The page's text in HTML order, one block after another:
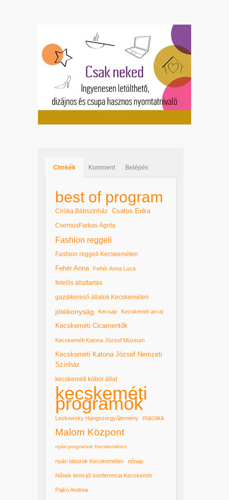
Cimkék Komment Belépés
best of program
Ciróka Bábszínház Csatos Erika
CsernusFarkas Ágota
Fashion reggeli
Fashion reggeli Kecskeméten
Fehér Anna Fehér Anna Luca
felelős állattartás
gazdikereső állatok Kecskeméten
jótékonyság Kecsap Kecskemét arcai
Kecskeméti Cicamentők
Kecskeméti Katona József Múzeum
Kecskeméti Katona József Nemzeti
Színház
kecskeméti kóbor állat
kecskeméti
programok
Leskowsky Hangszergyűjtemény macska
Malom Központ
nyári programok Kecskeméten
nyári táborok Kecskeméten nőnap
Nőnek lenni jó! konferencia Kecskemét
Pajkó Andrea